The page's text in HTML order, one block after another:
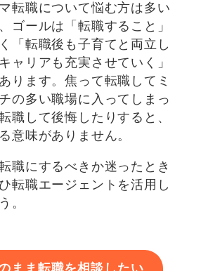
転職について悩む方は多い
ゴールは「転職すること」
「転職後も子育てと両立し
ャリアも充実させていく」
ります。焦って転職してミ
の多い職場に入ってしまっ
職して後悔したりすると、
意味がありません。
職にするべきか迷ったとき
転職エージェントを活用し
。